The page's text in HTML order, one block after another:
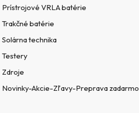
Prístrojové VRLA batérie
Trakčné batérie
Solárna technika
Testery
Zdroje
Novinky-Akcie-Zľavy-Preprava zadarmo